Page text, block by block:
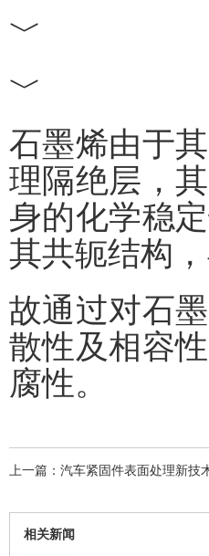
﹀
﹀
石墨烯由于
理隔绝层，
身的化学稳
其共轭结构
故通过对石
散性及相容
腐性。
上一篇： 汽车紧固件表面处理新技
相关新闻